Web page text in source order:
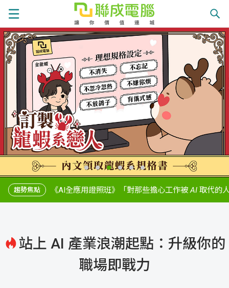
課
程
就
務
師
於
成
熱
新
校
開
點 《AI全應用證照班》「對那些擔心工作被 AI 取代的人，我的
站上 AI 產業浪潮起點：升級你的
職場即戰力